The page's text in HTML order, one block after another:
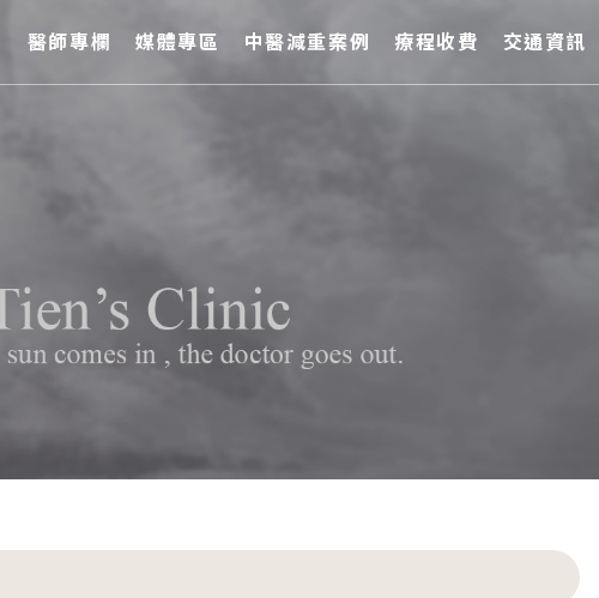
醫師專欄 媒體專區 中醫減重案例 療程收費 交通資訊